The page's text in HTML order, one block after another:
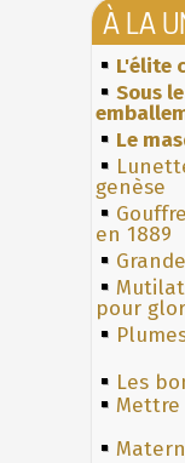
À LA
L'élite
Sous
Le
genèse
en 1889
pour
Les